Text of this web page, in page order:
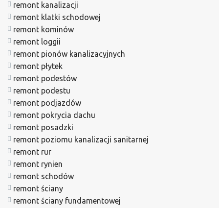
remont kanalizacji
remont klatki schodowej
remont kominów
remont loggii
remont pionów kanalizacyjnych
remont płytek
remont podestów
remont podestu
remont podjazdów
remont pokrycia dachu
remont posadzki
remont poziomu kanalizacji sanitarnej
remont rur
remont rynien
remont schodów
remont ściany
remont ściany fundamentowej